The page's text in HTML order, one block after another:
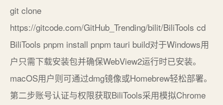
git clone
https://gitcode.com/GitHub_Trending/bilit/BiliTools cd
BiliTools pnpm install pnpm tauri build对于Windows用
户只需下载安装包并确保WebView2运行时已安装。
macOS用户则可通过dmg镜像或Homebrew轻松部署。
第二步账号认证与权限获取BiliTools采用模拟Chrome